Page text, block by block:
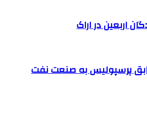
اربعین در اراک
پرسپولیس به صنعت نفت